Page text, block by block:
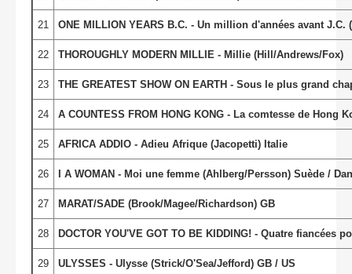
21 ONE MILLION YEARS B.C. - Un million d'années avant J.C.
22 THOROUGHLY MODERN MILLIE - Millie (Hill/Andrews/Fox)
23 THE GREATEST SHOW ON EARTH - Sous le plus grand
24 A COUNTESS FROM HONG KONG - La comtesse de Hong
25 AFRICA ADDIO - Adieu Afrique (Jacopetti) Italie
26 I A WOMAN - Moi une femme (Ahlberg/Persson) Suède /
27 MARAT/SADE (Brook/Magee/Richardson) GB
28 DOCTOR YOU'VE GOT TO BE KIDDING! - Quatre fiancées
29 ULYSSES - Ulysse (Strick/O'Sea/Jefford) GB / US